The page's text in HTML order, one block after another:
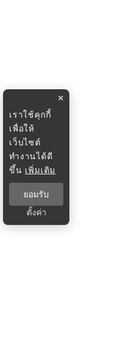
×
เราใช้คุกกี้
เพื่อให้
เว็บไซต์
ทำงานได้ดี
ขึ้น เพิ่มเติม
ยอมรับ
ตั้งค่า